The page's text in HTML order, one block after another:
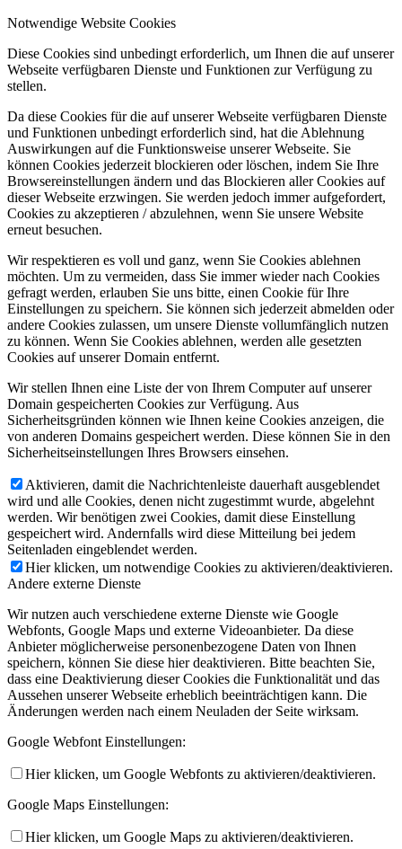
Notwendige Website Cookies
Diese Cookies sind unbedingt erforderlich, um Ihnen die auf unserer
Webseite verfügbaren Dienste und Funktionen zur Verfügung zu
stellen.
Da diese Cookies für die auf unserer Webseite verfügbaren Dienste
und Funktionen unbedingt erforderlich sind, hat die Ablehnung
Auswirkungen auf die Funktionsweise unserer Webseite. Sie
können Cookies jederzeit blockieren oder löschen, indem Sie Ihre
Browsereinstellungen ändern und das Blockieren aller Cookies auf
dieser Webseite erzwingen. Sie werden jedoch immer aufgefordert,
Cookies zu akzeptieren / abzulehnen, wenn Sie unsere Website
erneut besuchen.
Wir respektieren es voll und ganz, wenn Sie Cookies ablehnen
möchten. Um zu vermeiden, dass Sie immer wieder nach Cookies
gefragt werden, erlauben Sie uns bitte, einen Cookie für Ihre
Einstellungen zu speichern. Sie können sich jederzeit abmelden oder
andere Cookies zulassen, um unsere Dienste vollumfänglich nutzen
zu können. Wenn Sie Cookies ablehnen, werden alle gesetzten
Cookies auf unserer Domain entfernt.
Wir stellen Ihnen eine Liste der von Ihrem Computer auf unserer
Domain gespeicherten Cookies zur Verfügung. Aus
Sicherheitsgründen können wie Ihnen keine Cookies anzeigen, die
von anderen Domains gespeichert werden. Diese können Sie in den
Sicherheitseinstellungen Ihres Browsers einsehen.
Aktivieren, damit die Nachrichtenleiste dauerhaft ausgeblendet
wird und alle Cookies, denen nicht zugestimmt wurde, abgelehnt
werden. Wir benötigen zwei Cookies, damit diese Einstellung
gespeichert wird. Andernfalls wird diese Mitteilung bei jedem
Seitenladen eingeblendet werden.
Hier klicken, um notwendige Cookies zu aktivieren/deaktivieren.
Andere externe Dienste
Wir nutzen auch verschiedene externe Dienste wie Google
Webfonts, Google Maps und externe Videoanbieter. Da diese
Anbieter möglicherweise personenbezogene Daten von Ihnen
speichern, können Sie diese hier deaktivieren. Bitte beachten Sie,
dass eine Deaktivierung dieser Cookies die Funktionalität und das
Aussehen unserer Webseite erheblich beeinträchtigen kann. Die
Änderungen werden nach einem Neuladen der Seite wirksam.
Google Webfont Einstellungen:
Hier klicken, um Google Webfonts zu aktivieren/deaktivieren.
Google Maps Einstellungen:
Hier klicken, um Google Maps zu aktivieren/deaktivieren.